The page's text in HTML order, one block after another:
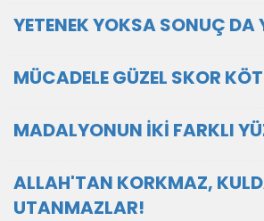
YETENEK YOKSA SONUÇ DA
MÜCADELE GÜZEL SKOR
MADALYONUN İKİ FARKLI
ALLAH'TAN KORKMAZ,
UTANMAZLAR!